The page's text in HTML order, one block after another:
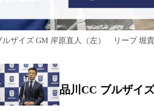
ルザイズ GM 岸原直人（左） リープ 堀貴
品川CC ブルザイ